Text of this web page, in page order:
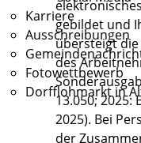
Karriere
Ausschreibungen
Fotowettbewerb
Dorfflohmarkt in
gebildet und
übersteigtdie
des
13.050; 2025:
2025). Bei
der